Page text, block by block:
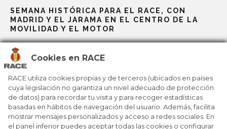
Cookies en RACE
RACE utiliza cookies propias y de terceros (ubicados en países
cuya legislación no garantiza un nivel adecuado de protección
de datos) para recordar tu visita y para recoger estadísticas
basadas en hábitos de navegación del usuario. Además, facilita
mostrar mensajes personalizados y acceso a redes sociales. En
el panel inferior puedes aceptar todas las cookies o configurar
SEMANA HISTÓRICA PARA EL RACE, CON
MADRID Y EL JARAMA EN EL CENTRO DE LA
MOVILIDAD Y EL MOTOR
EL CIRCUITO DE MADRID JARAMA-RACE ENTRA
EN LA ÉLITE MUNDIAL DE LA FÓRMULA E
EL CIRCUITO DE MADRID JARAMA–RACE SE
CONECTA A LA FÓRMULA E